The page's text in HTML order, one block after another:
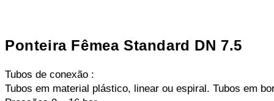
Ponteira Fêmea Standard DN 7.5
Tubos de conexão :
Tubos em material plástico, linear ou espiral. Tubos em